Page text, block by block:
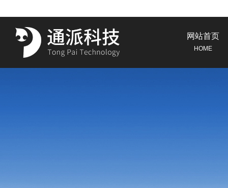
网站首页
HOME